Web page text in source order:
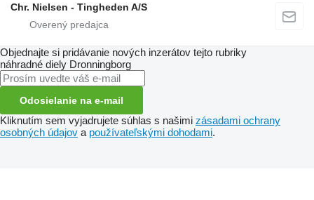
Chr. Nielsen - Tingheden A/S
Objednajte si pridávanie nových inzerátov tejto rubriky
náhradné diely Dronningborg
Odosielanie na e-mail
Kliknutím sem vyjadrujete súhlas s našimi zásadami ochrany
osobných údajov a používateľskými dohodami.